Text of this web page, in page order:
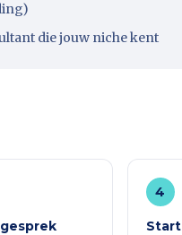
die jouw niche kent
4
Start